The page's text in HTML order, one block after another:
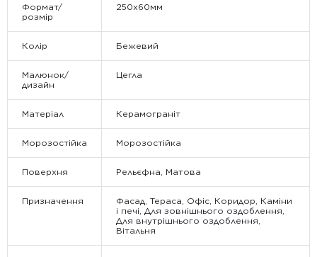
Формат/
розмір
250x60мм
Колір Бежевий
Малюнок/
дизайн
Цегла
Матеріал Керамограніт
Морозостійка Морозостійка
Поверхня Рельєфна, Матова
Призначення
Фасад, Тераса, Офіс, Коридор, Каміни
і печі, Для зовнішнього оздоблення,
Для внутрішнього оздоблення,
Вітальня